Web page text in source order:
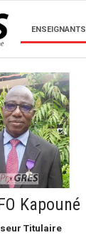
ENSEIGNANTS
Kapouné
Titulaire